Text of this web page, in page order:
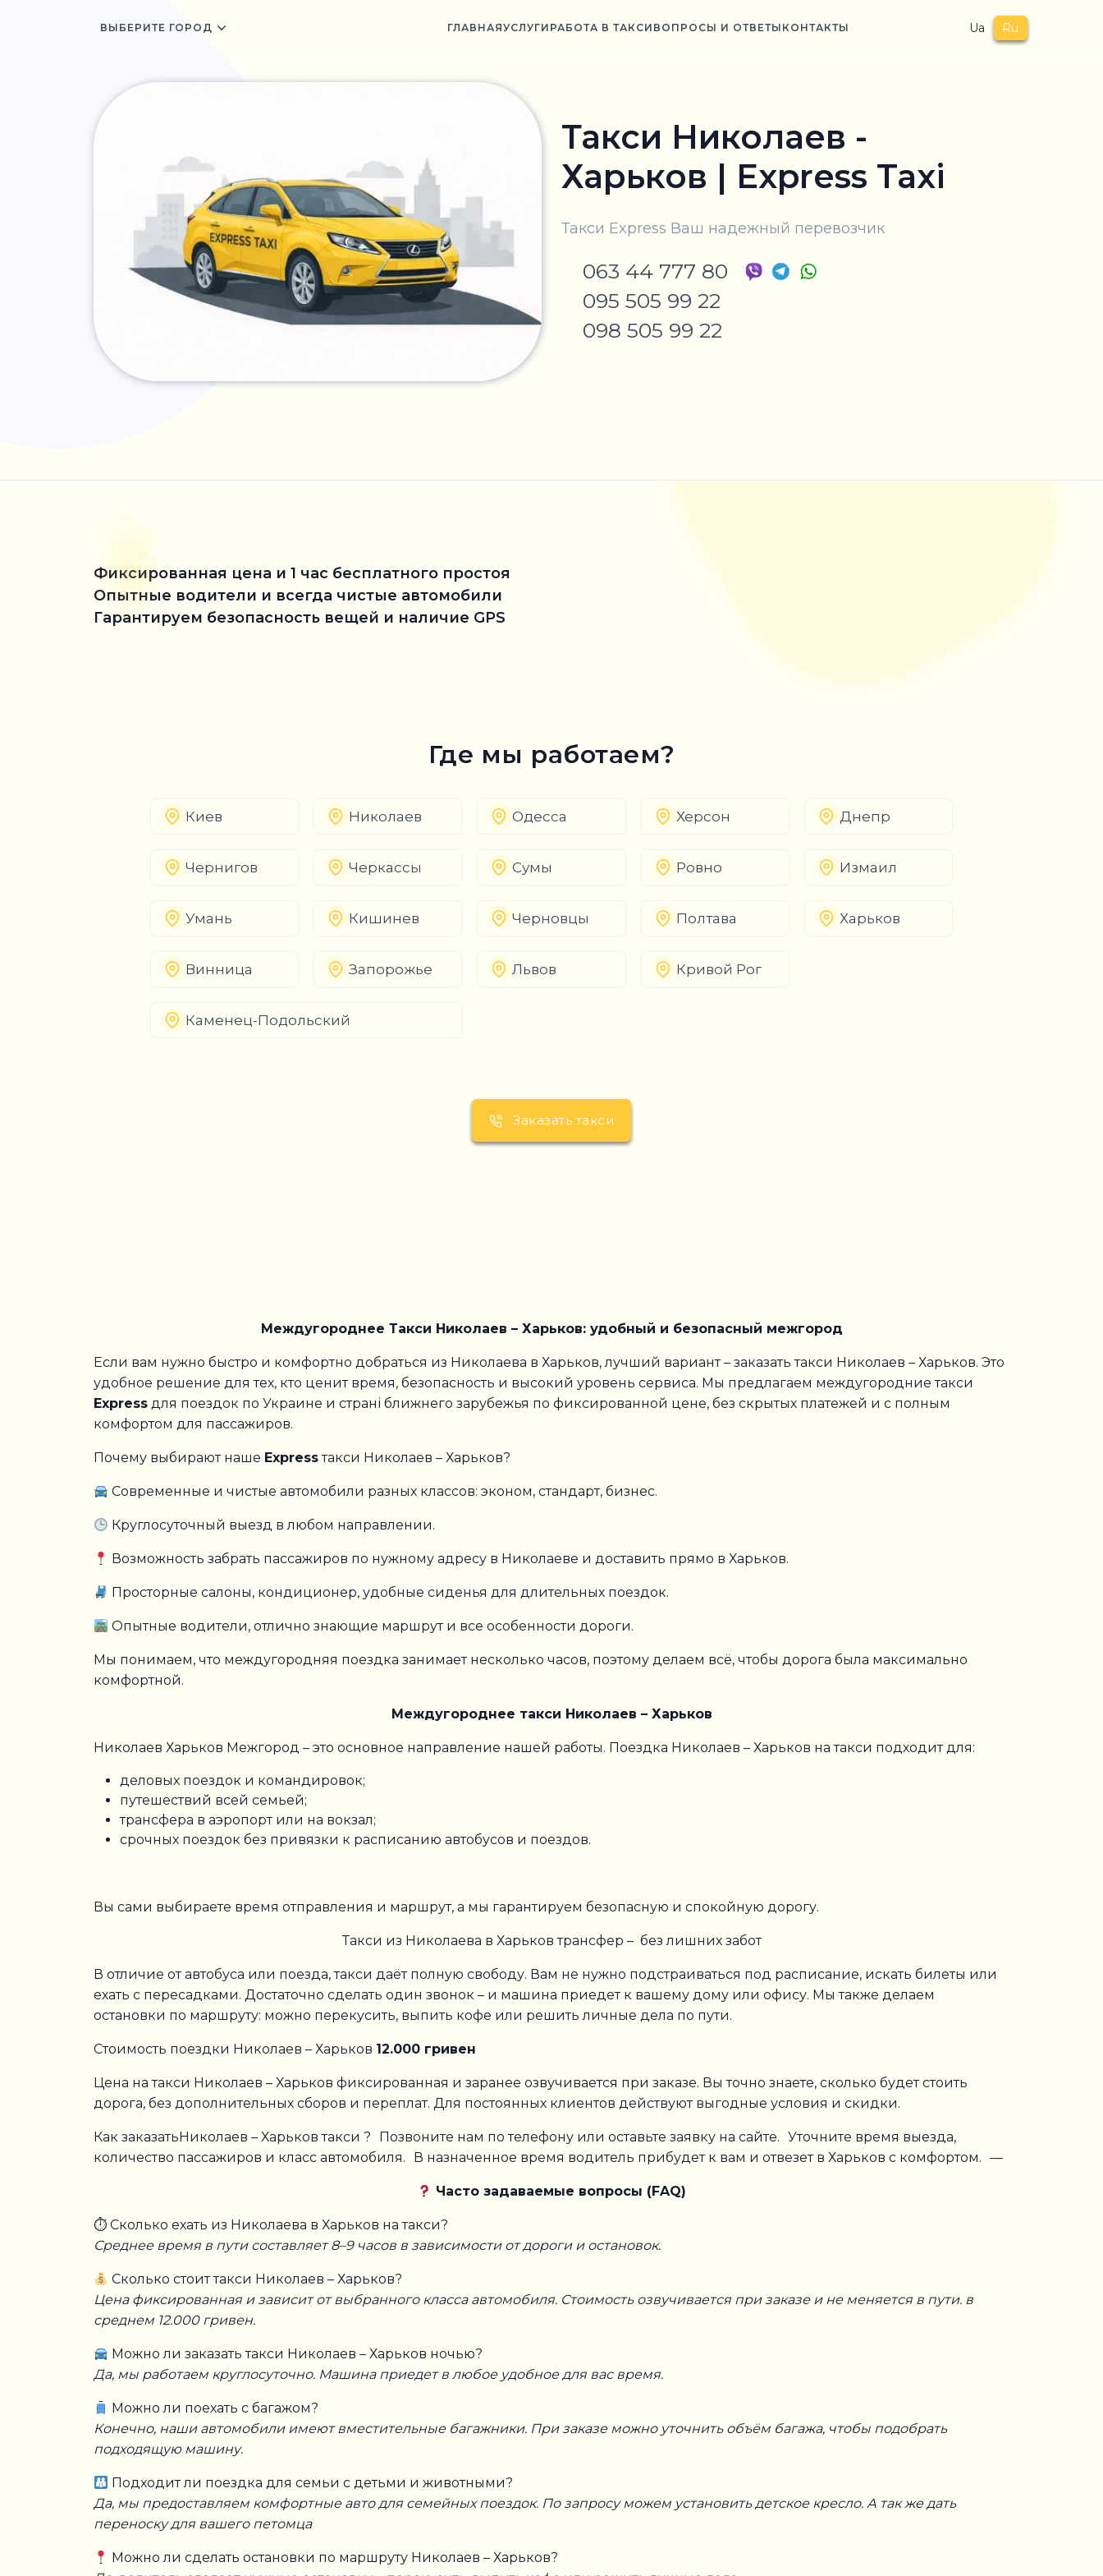
ВЫБЕРИТЕ ГОРОД ГЛАВНАЯУСЛУГИ РАБОТА В ТАКСИ ВОПРОСЫ И ОТВЕТЫ КОНТАКТЫ Ua Ru
Такси Николаев -
Харьков | Express Taxi
Такси Express Ваш надежный перевозчик
063 44 777 80
095 505 99 22
098 505 99 22
Фиксированная цена и 1 час бесплатного простоя
Опытные водители и всегда чистые автомобили
Гарантируем безопасность вещей и наличие GPS
Где мы работаем?
Киев Николаев Одесса Херсон Днепр
Чернигов Черкассы Сумы Ровно Измаил
Умань Кишинев Черновцы Полтава Харьков
Винница Запорожье Львов Кривой Рог
Каменец-Подольский
Заказать такси
Междугороднее Такси Николаев – Харьков: удобный и безопасный межгород
Если вам нужно быстро и комфортно добраться из Николаева в Харьков, лучший вариант – заказать такси Николаев – Харьков. Это
удобное решение для тех, кто ценит время, безопасность и высокий уровень сервиса. Мы предлагаем междугородние такси
Express для поездок по Украине и страні ближнего зарубежья по фиксированной цене, без скрытых платежей и с полным
комфортом для пассажиров.
Почему выбирают наше Expressтакси Николаев – Харьков?
Современные и чистые автомобили разных классов: эконом, стандарт, бизнес.
Круглосуточный выезд в любом направлении.
Возможность забрать пассажиров по нужному адресу в Николаеве и доставить прямо в Харьков.
Просторные салоны, кондиционер, удобные сиденья для длительных поездок.
Опытные водители, отлично знающие маршрут и все особенности дороги.
Мы понимаем, что междугородняя поездка занимает несколько часов, поэтому делаем всё, чтобы дорога была максимально
комфортной.
Междугороднее такси Николаев – Харьков
Николаев Харьков Межгород – это основное направление нашей работы. Поездка Николаев – Харьков на такси подходит для:
деловых поездок и командировок;
путешествий всей семьей;
трансфера в аэропорт или на вокзал;
срочных поездок без привязки к расписанию автобусов и поездов.
Вы сами выбираете время отправления и маршрут, а мы гарантируем безопасную и спокойную дорогу.
Такси из Николаева в Харьков трансфер – без лишних забот
В отличие от автобуса или поезда, такси даёт полную свободу. Вам не нужно подстраиваться под расписание, искать билеты или
ехать с пересадками. Достаточно сделать один звонок – и машина приедет к вашему дому или офису. Мы также делаем
остановки по маршруту: можно перекусить, выпить кофе или решить личные дела по пути.
Стоимость поездки Николаев – Харьков 12.000 гривен
Цена на такси Николаев – Харьков фиксированная и заранее озвучивается при заказе. Вы точно знаете, сколько будет стоить
дорога, без дополнительных сборов и переплат. Для постоянных клиентов действуют выгодные условия и скидки.
Как заказатьНиколаев – Харьков такси ? Позвоните нам по телефону или оставьте заявку на сайте. Уточните время выезда,
количество пассажиров и класс автомобиля. В назначенное время водитель прибудет к вам и отвезет в Харьков с комфортом. —
Часто задаваемые вопросы (FAQ)
⏱ Сколько ехать из Николаева в Харьков на такси?
Среднее время в пути составляет 8–9 часов в зависимости от дороги и остановок.
Сколько стоит такси Николаев – Харьков?
Цена фиксированная и зависит от выбранного класса автомобиля. Стоимость озвучивается при заказе и не меняется в пути. в
среднем 12.000 гривен.
Можно ли заказать такси Николаев – Харьков ночью?
Да, мы работаем круглосуточно. Машина приедет в любое удобное для вас время.
Можно ли поехать с багажом?
Конечно, наши автомобили имеют вместительные багажники. При заказе можно уточнить объём багажа, чтобы подобрать
подходящую машину.
Подходит ли поездка для семьи с детьми и животными?
Да, мы предоставляем комфортные авто для семейных поездок. По запросу можем установить детское кресло. А так же дать
переноску для вашего петомца
Можно ли сделать остановки по маршруту Николаев – Харьков?